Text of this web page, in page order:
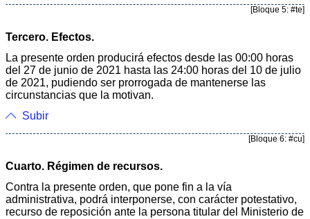
[Bloque 5: #te]
Tercero. Efectos.
La presente orden producirá efectos desde las 00:00 horas
del 27 de junio de 2021 hasta las 24:00 horas del 10 de julio
de 2021, pudiendo ser prorrogada de mantenerse las
circunstancias que la motivan.
Subir
[Bloque 6: #cu]
Cuarto. Régimen de recursos.
Contra la presente orden, que pone fin a la vía
administrativa, podrá interponerse, con carácter potestativo,
recurso de reposición ante la persona titular del Ministerio de